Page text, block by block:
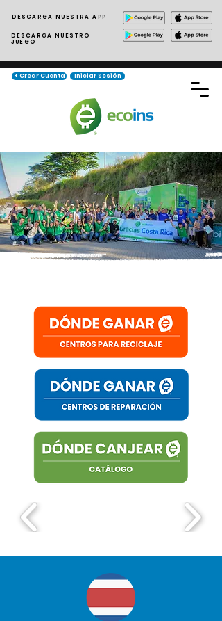
DESCARGA NUESTRA APP
DESCARGA NUESTRO
JUEGO
+ Crear Cuenta Iniciar Sesión
ecoins® Costa Rica